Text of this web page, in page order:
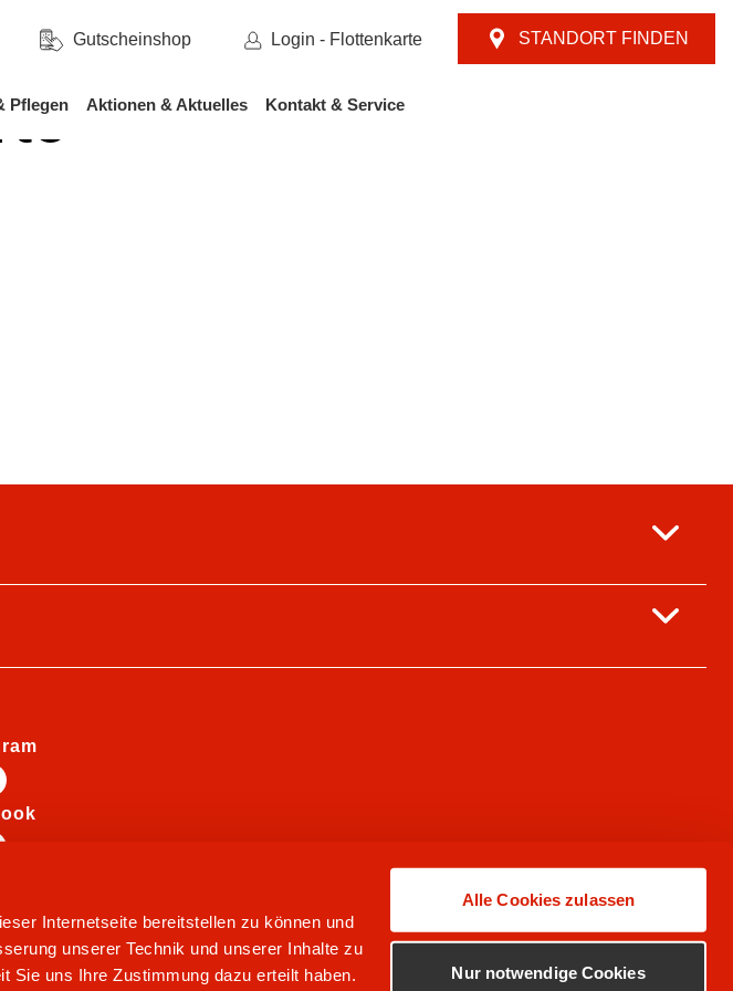
Internetseite bereitstellen zu können und
unserer Technik und unserer Inhalte zu
Sie uns Ihre Zustimmung dazu erteilt haben.
Alle Cookies zulassen
Nur notwendige Cookies
Pflegen Aktionen & Aktuelles Kontakt & Service
Gutscheinshop Login - Flottenkarte STANDORT FINDEN